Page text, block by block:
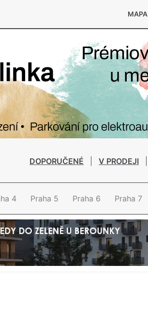
MAPA
DOPORUČENÉ V PRODEJI
4 Praha 5 Praha 6 Praha 7